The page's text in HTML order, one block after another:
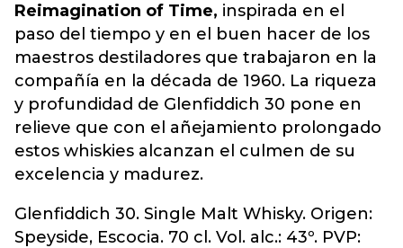
Reimagination of Time, inspirada en el
paso del tiempo y en el buen hacer de los
maestros destiladores que trabajaron en la
compañía en la década de 1960. La riqueza
y profundidad de Glenfiddich 30 pone en
relieve que con el añejamiento prolongado
estos whiskies alcanzan el culmen de su
excelencia y madurez.
Glenfiddich 30. Single Malt Whisky. Origen:
Speyside, Escocia. 70 cl. Vol. alc.: 43º. PVP: